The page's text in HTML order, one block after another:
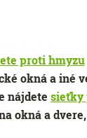
proti hmyzu
okná a iné
nájdete sieťky
okná a